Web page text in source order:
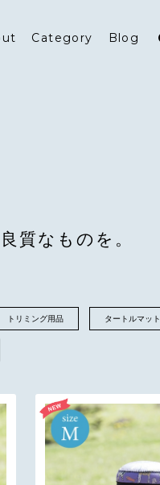
Category Blog
質なものを。
トリミング用品 タートルマット